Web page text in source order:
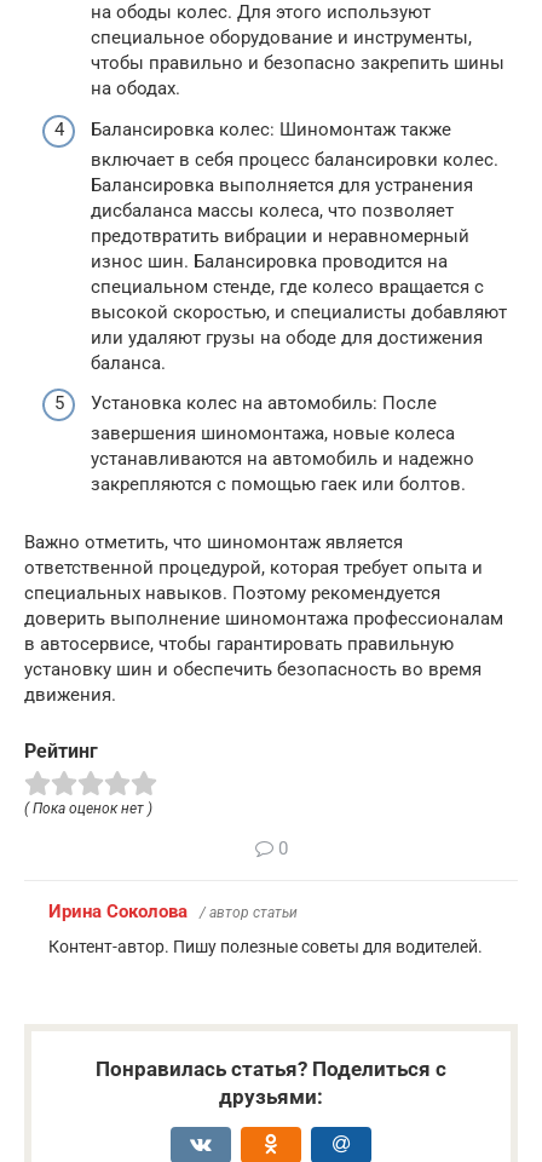
на ободы колес. Для этого используют
специальное оборудование и инструменты,
чтобы правильно и безопасно закрепить шины
на ободах.
Балансировка колес: Шиномонтаж также
включает в себя процесс балансировки колес.
Балансировка выполняется для устранения
дисбаланса массы колеса, что позволяет
предотвратить вибрации и неравномерный
износ шин. Балансировка проводится на
специальном стенде, где колесо вращается с
высокой скоростью, и специалисты добавляют
или удаляют грузы на ободе для достижения
баланса.
Установка колес на автомобиль: После
завершения шиномонтажа, новые колеса
устанавливаются на автомобиль и надежно
закрепляются с помощью гаек или болтов.
Важно отметить, что шиномонтаж является
ответственной процедурой, которая требует опыта и
специальных навыков. Поэтому рекомендуется
доверить выполнение шиномонтажа профессионалам
в автосервисе, чтобы гарантировать правильную
установку шин и обеспечить безопасность во время
движения.
Рейтинг
( Пока оценок нет )
0
Ирина Соколова / автор статьи
Контент-автор. Пишу полезные советы для водителей.
Понравилась статья? Поделиться с
друзьями: